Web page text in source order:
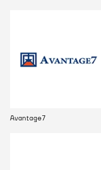
Avantage7